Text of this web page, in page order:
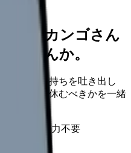
ら、カンゴさん
ませんか。
。今の気持ちを吐き出し
か、少し休むべきかを一緒
病院名は入力不要